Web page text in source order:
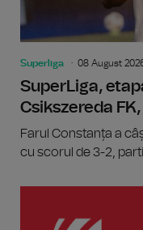
Superliga 08 August
SuperLiga,
Csikszereda
Farul Constanța a
cu scorul de 3-2,